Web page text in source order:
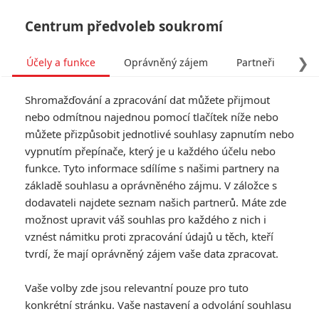
Centrum předvoleb soukromí
❯
Účely a funkce Oprávněný zájem Partneři
Shromažďování a zpracování dat můžete přijmout
nebo odmítnou najednou pomocí tlačítek níže nebo
můžete přizpůsobit jednotlivé souhlasy zapnutím nebo
vypnutím přepínače, který je u každého účelu nebo
funkce. Tyto informace sdílíme s našimi partnery na
základě souhlasu a oprávněného zájmu. V záložce s
dodavateli najdete seznam našich partnerů. Máte zde
možnost upravit váš souhlas pro každého z nich i
vznést námitku proti zpracování údajů u těch, kteří
tvrdí, že mají oprávněný zájem vaše data zpracovat.
Vaše volby zde jsou relevantní pouze pro tuto
konkrétní stránku. Vaše nastavení a odvolání souhlasu